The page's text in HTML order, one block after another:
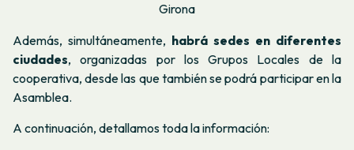
Girona
Además, simultáneamente, habrá sedes en diferentes
ciudades, organizadas por los Grupos Locales de la
cooperativa, desde las que también se podrá participar en la
Asamblea.
A continuación, detallamos toda la información: